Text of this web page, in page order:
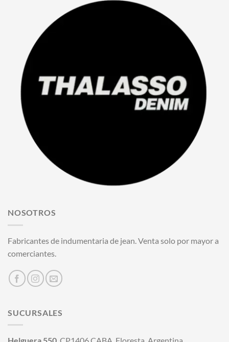
NOSOTROS
Fabricantes de indumentaria de jean. Venta solo por mayor a
comerciantes.
SUCURSALES